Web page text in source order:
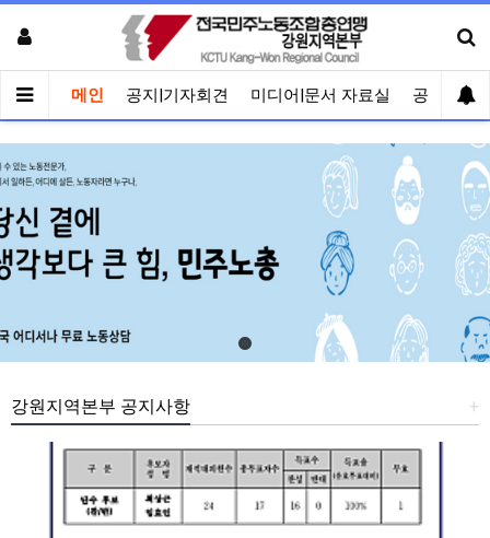
메인 공지|기자회견 미디어|문서 자료실 공유게시
+
강원지역본부 공지사항